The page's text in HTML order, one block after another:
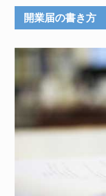
開業届の書き方